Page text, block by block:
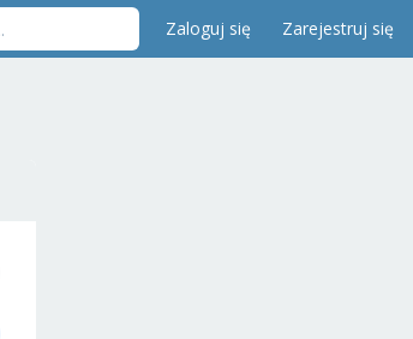
Zaloguj się Zarejestruj się